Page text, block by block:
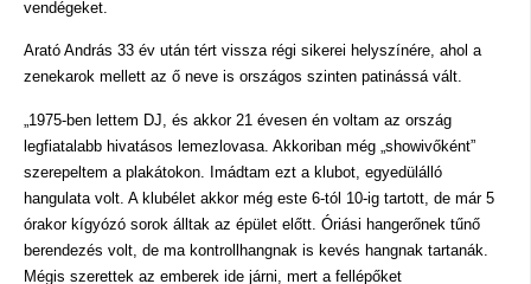
vendégeket.
Arató András 33 év után tért vissza régi sikerei helyszínére, ahol a
zenekarok mellett az ő neve is országos szinten patinássá vált.
„1975-ben lettem DJ, és akkor 21 évesen én voltam az ország
legfiatalabb hivatásos lemezlovasa. Akkoriban még „showivőként”
szerepeltem a plakátokon. Imádtam ezt a klubot, egyedülálló
hangulata volt. A klubélet akkor még este 6-tól 10-ig tartott, de már 5
órakor kígyózó sorok álltak az épület előtt. Óriási hangerőnek tűnő
berendezés volt, de ma kontrollhangnak is kevés hangnak tartanák.
Mégis szerettek az emberek ide járni, mert a fellépőket